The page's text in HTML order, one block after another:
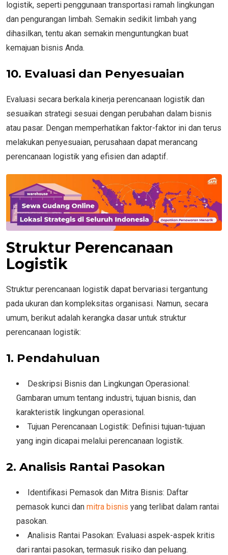
logistik, seperti penggunaan transportasi ramah lingkungan
dan pengurangan limbah. Semakin sedikit limbah yang
dihasilkan, tentu akan semakin menguntungkan buat
kemajuan bisnis Anda.
10. Evaluasi dan Penyesuaian
Evaluasi secara berkala kinerja perencanaan logistik dan
sesuaikan strategi sesuai dengan perubahan dalam bisnis
atau pasar. Dengan memperhatikan faktor-faktor ini dan terus
melakukan penyesuaian, perusahaan dapat merancang
perencanaan logistik yang efisien dan adaptif.
Struktur Perencanaan
Logistik
Struktur perencanaan logistik dapat bervariasi tergantung
pada ukuran dan kompleksitas organisasi. Namun, secara
umum, berikut adalah kerangka dasar untuk struktur
perencanaan logistik:
1. Pendahuluan
Deskripsi Bisnis dan Lingkungan Operasional:
Gambaran umum tentang industri, tujuan bisnis, dan
karakteristik lingkungan operasional.
Tujuan Perencanaan Logistik: Definisi tujuan-tujuan
yang ingin dicapai melalui perencanaan logistik.
2. Analisis Rantai Pasokan
Identifikasi Pemasok dan Mitra Bisnis: Daftar
pemasok kunci dan mitra bisnis yang terlibat dalam rantai
pasokan.
Analisis Rantai Pasokan: Evaluasi aspek-aspek kritis
dari rantai pasokan, termasuk risiko dan peluang.